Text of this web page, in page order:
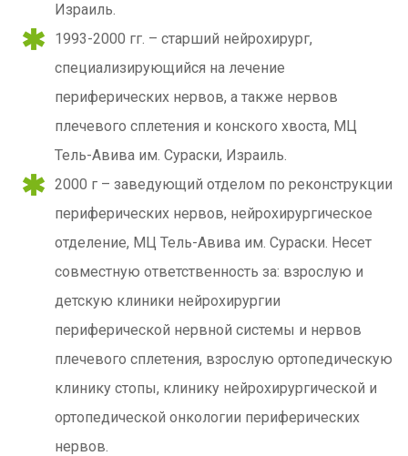
Израиль.
1993-2000 гг. – старший нейрохирург,
специализирующийся на лечение
периферических нервов, а также нервов
плечевого сплетения и конского хвоста, МЦ
Тель-Авива им. Сураски, Израиль.
2000 г – заведующий отделом по реконструкции
периферических нервов, нейрохирургическое
отделение, МЦ Тель-Авива им. Сураски. Несет
совместную ответственность за: взрослую и
детскую клиники нейрохирургии
периферической нервной системы и нервов
плечевого сплетения, взрослую ортопедическую
клинику стопы, клинику нейрохирургической и
ортопедической онкологии периферических
нервов.